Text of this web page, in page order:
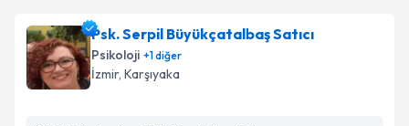
Psk. Serpil Büyükçatalbaş Satıcı
Psikoloji +1diğer
İzmir, Karşıyaka